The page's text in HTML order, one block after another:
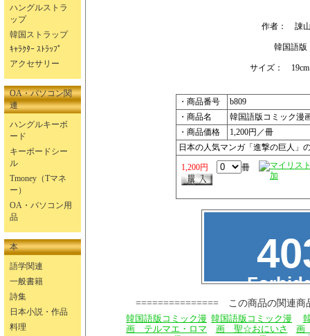
ハングルストラ
ップ
韓国ストラップ
ｷｬﾗｸﾀｰ ｽﾄﾗｯﾌﾟ
アクセサリー
OA・パソコン関
連
ハングルキーボ
ード
キーボードシー
ル
Tmoney（Tマネ
ー）
OA・パソコン用
品
本
語学関連
一般書籍
詩集
日本小説・作品
料理
作者： 諌
韓国語版
サイズ：
・商品番号
b809
・商品名
韓国語版コミック
・商品価格
1,200円／冊
日本の人気マンガ「進撃の巨人」
1,200円 冊
=============== この商品の関連
韓国語版コミック漫
画 テルマエ・ロマ
韓国語版コミック漫
画 聖☆おにいさ
画